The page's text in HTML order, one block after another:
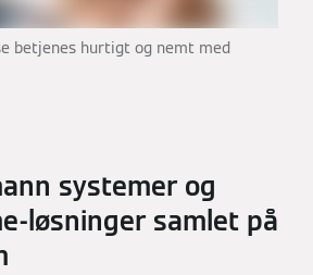
betjenes hurtigt og nemt med
systemer og
løsninger samlet på